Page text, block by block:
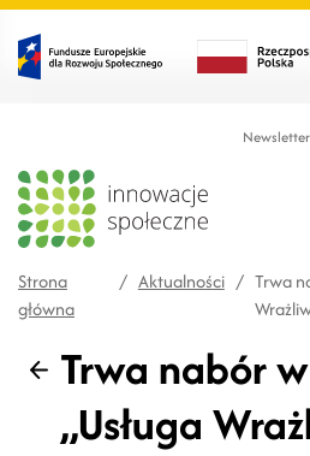
Newsletter
Strona
główna
/ Aktualności / Trwa
Wstecz
Trwa nabór
„Usługa